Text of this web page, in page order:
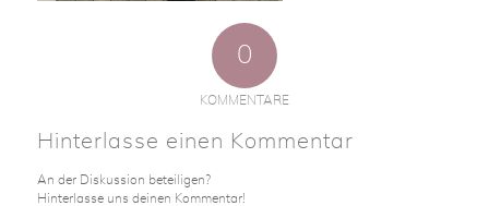
0
KOMMENTARE
Hinterlasse einen Kommentar
An der Diskussion beteiligen?
Hinterlasse uns deinen Kommentar!